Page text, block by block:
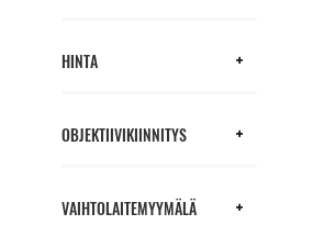
HINTA
OBJEKTIIVIKIINNITYS
VAIHTOLAITEMYYMÄLÄ